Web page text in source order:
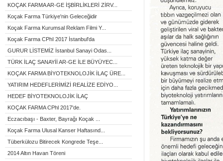
KOÇAK FARMA AR-GE İŞBİRLİKLERİ ZİRV...
Koçak Farma Türkiye'nin Geleceğidir
Koçak Farma Kurumsal Reklam Filmi Y...
Koçak Farma CPhI 2017 İstanbul'da
GURUR LİSTEMİZ İstanbul Sanayi Odas...
TÜRK İLAÇ SANAYİİ AR-GE İLE BÜYÜYEC...
KOÇAK FARMA BİYOTEKNOLOJİK İLAÇ ÜRE...
YATIRIM HEDEFLERİMİZİ REALİZE EDİYO...
HEDEF BİYOTEKNOLOJİK İLAÇ
KOÇAK FARMA CPhl 2017'de.
Eczacıbaşı - Baxter, Bayrağı Koçak ...
Koçak Farma Ulusal Kanser Haftasınd...
Tüberkülozu Bitirecek Kongrede Teşe...
2014 Altın Havan Töreni